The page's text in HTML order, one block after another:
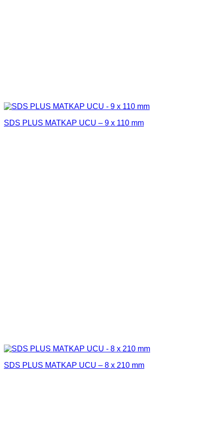
SDS PLUS MATKAP UCU – 9 x 110 mm
SDS PLUS MATKAP UCU – 8 x 210 mm